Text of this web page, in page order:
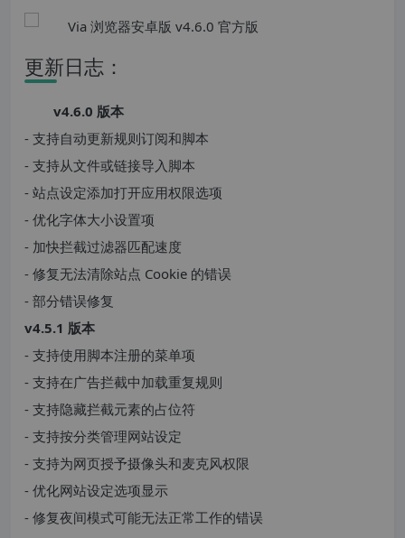
更新日志：
v4.6.0 版本
- 支持自动更新规则订阅和脚本
- 支持从文件或链接导入脚本
- 站点设定添加打开应用权限选项
- 优化字体大小设置项
- 加快拦截过滤器匹配速度
- 修复无法清除站点 Cookie 的错误
- 部分错误修复
v4.5.1 版本
- 支持使用脚本注册的菜单项
- 支持在广告拦截中加载重复规则
- 支持隐藏拦截元素的占位符
- 支持按分类管理网站设定
- 支持为网页授予摄像头和麦克风权限
- 优化网站设定选项显示
- 修复夜间模式可能无法正常工作的错误